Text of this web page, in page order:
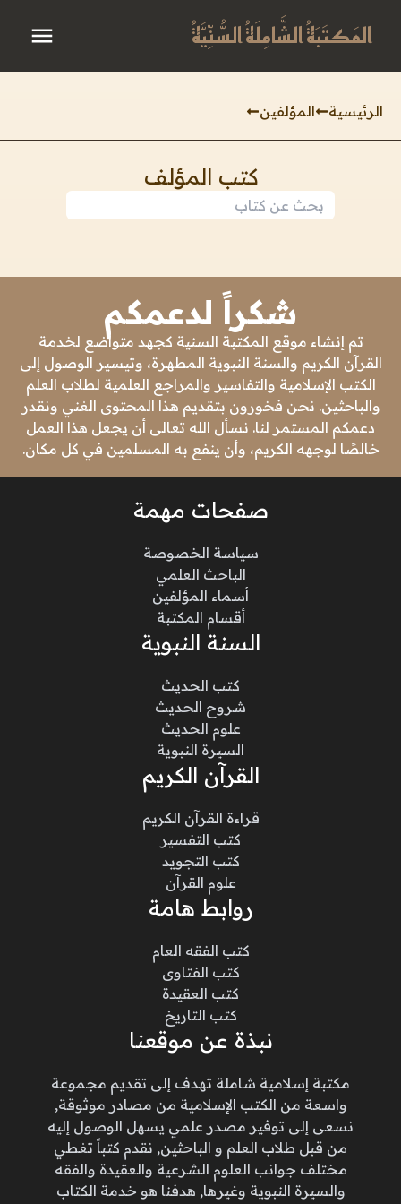
المَكتَبَةُ الشَّامِلَةُ السُّنِّيَّةُ
الرئيسية المؤلفين
كتب المؤلف
شكراً لدعمكم
تم إنشاء موقع المكتبة السنية كجهد متواضع لخدمة
القرآن الكريم والسنة النبوية المطهرة، وتيسير الوصول إلى
الكتب الإسلامية والتفاسير والمراجع العلمية لطلاب العلم
والباحثين. نحن فخورون بتقديم هذا المحتوى الغني ونقدر
دعمكم المستمر لنا. نسأل الله تعالى أن يجعل هذا العمل
خالصًا لوجهه الكريم، وأن ينفع به المسلمين في كل مكان.
صفحات مهمة
سياسة الخصوصة
الباحث العلمي
أسماء المؤلفين
أقسام المكتبة
السنة النبوية
كتب الحديث
شروح الحديث
علوم الحديث
السيرة النبوية
القرآن الكريم
قراءة القرآن الكريم
كتب التفسير
كتب التجويد
علوم القرآن
روابط هامة
كتب الفقه العام
كتب الفتاوى
كتب العقيدة
كتب التاريخ
نبذة عن موقعنا
مكتبة إسلامية شاملة تهدف إلى تقديم مجموعة
واسعة من الكتب الإسلامية من مصادر موثوقة,
نسعى إلى توفير مصدر علمي يسهل الوصول إليه
من قبل طلاب العلم و الباحثين, نقدم كتباً تغطي
مختلف جوانب العلوم الشرعية والعقيدة والفقه
والسيرة النبوية وغيرها, هدفنا هو خدمة الكتاب